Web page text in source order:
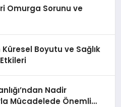
Omurga Sorunu ve
Boyutu ve Sağlık
Nadir
Mücadelede Önemli